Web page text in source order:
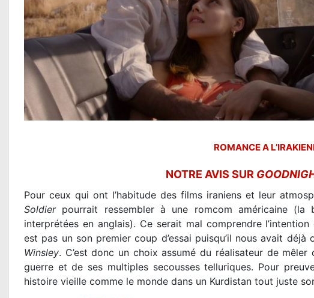
ROMANCE A
NOTRE AVIS SUR
Pour ceux qui ont l’habitude des films iraniens et leur
Soldierpourrait ressembler à une romcom américaine (la
interprétées en anglais). Ce serait mal comprendre
est pas un son premier coup d’essai puisqu’il nous avait
Winsley. C’est donc un choix assumé du réalisateur de
guerre et de ses multiples secousses telluriques. Pour
histoire vieille comme le monde dans un Kurdistan tout juste